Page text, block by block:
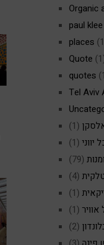
Organic
paul klee
places
Quote
quotes
Tel Aviv
(1)
יווני (1)
(79)
(4)
(1)
(1)
(2)